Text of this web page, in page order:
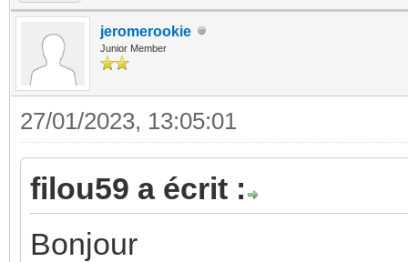
jeromerookie
Junior Member
27/01/2023, 13:05:01
filou59 a écrit :
Bonjour